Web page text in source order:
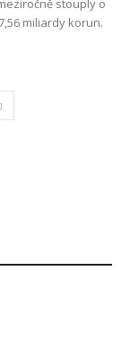
stouply o
miliardy korun.